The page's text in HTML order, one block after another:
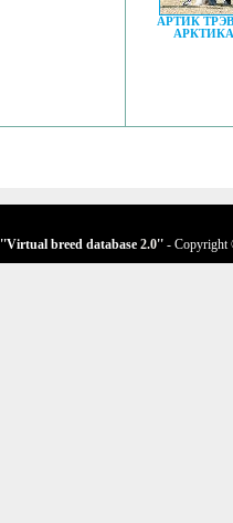
АРТИК
АРКТИКА
''Virtual breed database 2.0'' - Copyright